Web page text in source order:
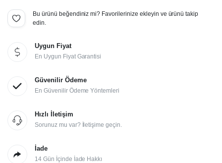
Bu ürünü beğendiniz mi? Favorilerinize ekleyin ve ürünü takip
edin.
Uygun Fiyat
En Uygun Fiyat Garantisi
Güvenilir Ödeme
En Güvenilir Ödeme Yöntemleri
Hızlı İletişim
Sorunuz mu var? İletişime geçin.
İade
14 Gün İçinde İade Hakkı